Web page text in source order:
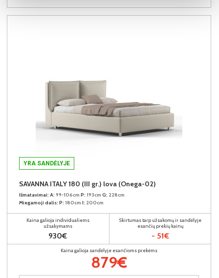
YRA SANDĖLYJE
SAVANNA ITALY 180 (III gr.) lova (Onega-02)
Išmatavimai: A: 99-106cm P: 193cm G: 228cm
Miegamoji dalis: P: 180cm I: 200cm
Kaina galioja individualiems
užsakymams
930€
Skirtumas tarp užsakomų ir sandėlyje
esančių prekių kainų
- 51€
Kaina galioja sandėlyje esančioms prekėms
879€